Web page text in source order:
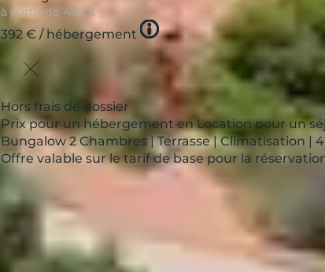
à partir de 490 €
392 € / hébergement Tooltip
icon
Hors frais de dossier
Prix pour un hébergement en Location pour un
Bungalow 2 Chambres | Terrasse | Climatisation |
Offre valable sur le tarif de base pour la